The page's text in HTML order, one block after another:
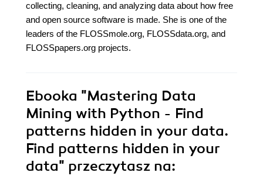
collecting, cleaning, and analyzing data about how free
and open source software is made. She is one of the
leaders of the FLOSSmole.org, FLOSSdata.org, and
FLOSSpapers.org projects.
Ebooka "Mastering Data
Mining with Python - Find
patterns hidden in your data.
Find patterns hidden in your
data" przeczytasz na: